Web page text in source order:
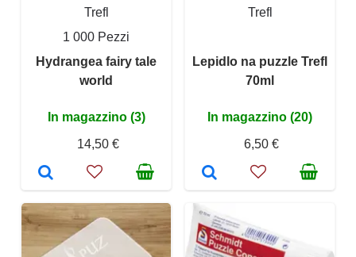
Trefl
1 000 Pezzi
Hydrangea fairy tale
world
In magazzino (3)
14,50 €
Trefl
Lepidlo na puzzle Trefl
70ml
In magazzino (20)
6,50 €